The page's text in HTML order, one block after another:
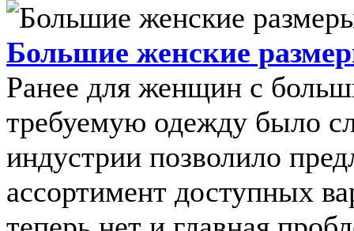
Большие женские
Ранее для женщин с
требуемую одежду было
индустрии позволило
ассортимент доступных